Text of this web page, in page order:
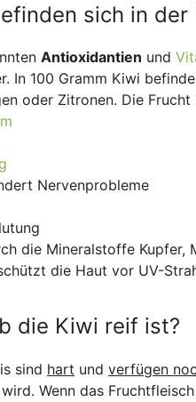
sich in
Antioxidantien und
In 100 Gramm Kiwi
oder Zitronen. Die
Nervenprobleme
die Mineralstoffe Kupfer,
die Haut vor UV-
die Kiwi reif ist?
sind hart und verfügen
Wenn das